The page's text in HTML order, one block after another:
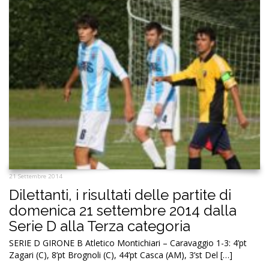
21 Settembre 2014
Dilettanti, i risultati delle partite di
domenica 21 settembre 2014 dalla
Serie D alla Terza categoria
SERIE D GIRONE B Atletico Montichiari – Caravaggio 1-3: 4’pt
Zagari (C), 8’pt Brognoli (C), 44’pt Casca (AM), 3’st Del […]